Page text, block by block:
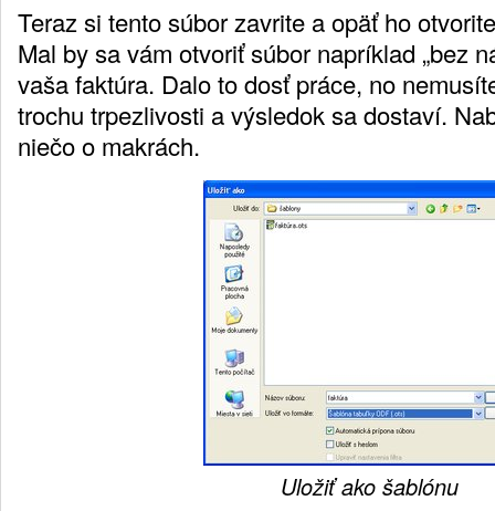
Teraz si tento súbor zavrite a opäť ho
Mal by sa vám otvoriť súbor napríklad „bez
vaša faktúra. Dalo to dosť práce, no
trochu trpezlivosti a výsledok sa dostaví.
niečo o makrách.
Uložiť ako šablónu